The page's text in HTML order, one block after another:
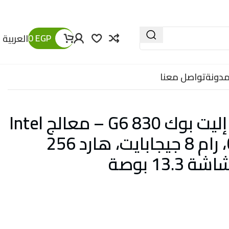
0EGP العربية
تواصل معنا
لابتوب إتش بي إليت بوك 830 G6 – معالج Intel
Core i5-8365U، رام 8 جيجابايت، هارد 256